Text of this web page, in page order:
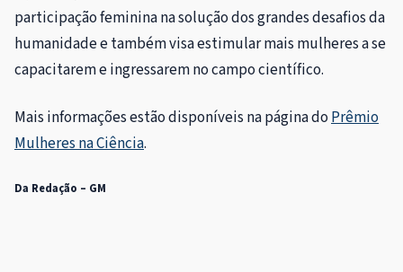
participação feminina na solução dos grandes desafios da
humanidade e também visa estimular mais mulheres a se
capacitarem e ingressarem no campo científico.
Mais informações estão disponíveis na página do Prêmio
Mulheres na Ciência.
Da Redação – GM